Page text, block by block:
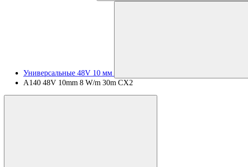
Универсальные 48V 10 мм
A140 48V 10mm 8 W/m 30m CX2